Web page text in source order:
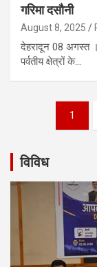
गरिमा दसौनी
August 8, 2025
देहरादून 08 अगस्त
पर्वतीय क्षेत्रों के…
navigation
1
विविध